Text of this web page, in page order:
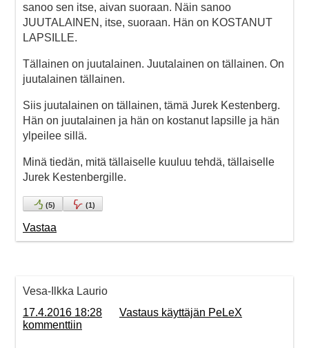
sanoo sen itse, aivan suoraan. Näin sanoo
JUUTALAINEN, itse, suoraan. Hän on KOSTANUT
LAPSILLE.
Tällainen on juutalainen. Juutalainen on tällainen. On
juutalainen tällainen.
Siis juutalainen on tällainen, tämä Jurek Kestenberg.
Hän on juutalainen ja hän on kostanut lapsille ja hän
ylpeilee sillä.
Minä tiedän, mitä tällaiselle kuuluu tehdä, tällaiselle
Jurek Kestenbergille.
(5) (1)
Vastaa
Vesa-Ilkka Laurio
17.4.2016 18:28
Vastaus käyttäjän PeLeX
kommenttiin